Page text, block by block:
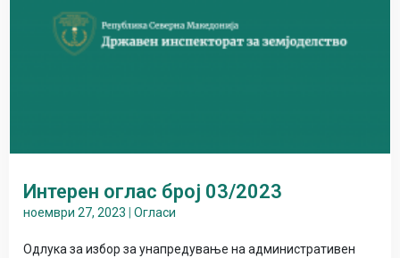
Интерен оглас број 03/2023
ноември 27, 2023 Огласи
Одлука за избор за унапредување на административен